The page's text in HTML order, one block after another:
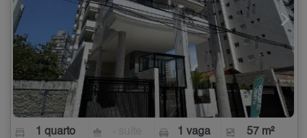
1 quarto 1 vaga 57 m²